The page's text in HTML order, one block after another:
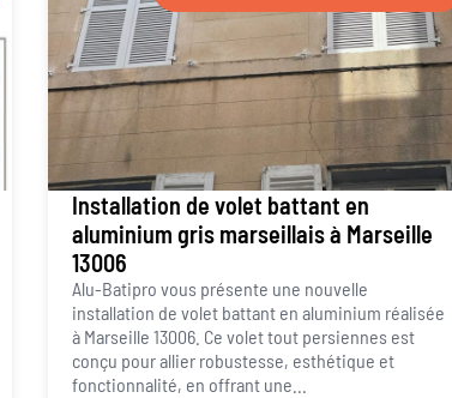
Installation de volet battant en
aluminium gris marseillais à Marseille
13006
Alu-Batipro vous présente une nouvelle
installation de volet battant en aluminium réalisée
à Marseille 13006. Ce volet tout persiennes est
conçu pour allier robustesse, esthétique et
fonctionnalité, en offrant une...